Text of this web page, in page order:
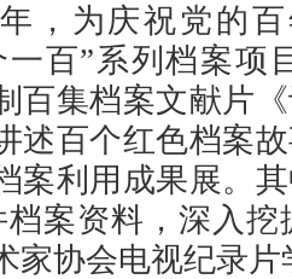
年，为庆祝党的
一百”系列档案项
百集档案文献片
述百个红色档案
案利用成果展。
档案资料，深入
家协会电视纪录